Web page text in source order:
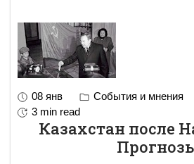
08 янв События и мнения
3 min read
Казахстан после